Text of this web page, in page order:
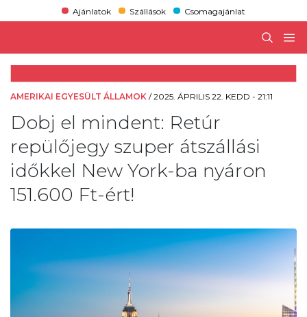
Ajánlatok Szállások Csomagajánlat
AMERIKAI EGYESÜLT ÁLLAMOK /2025. ÁPRILIS 22. KEDD - 21:11
Dobj el mindent: Retúr
repülőjegy szuper átszállási
időkkel New York-ba nyáron
151.600 Ft-ért!